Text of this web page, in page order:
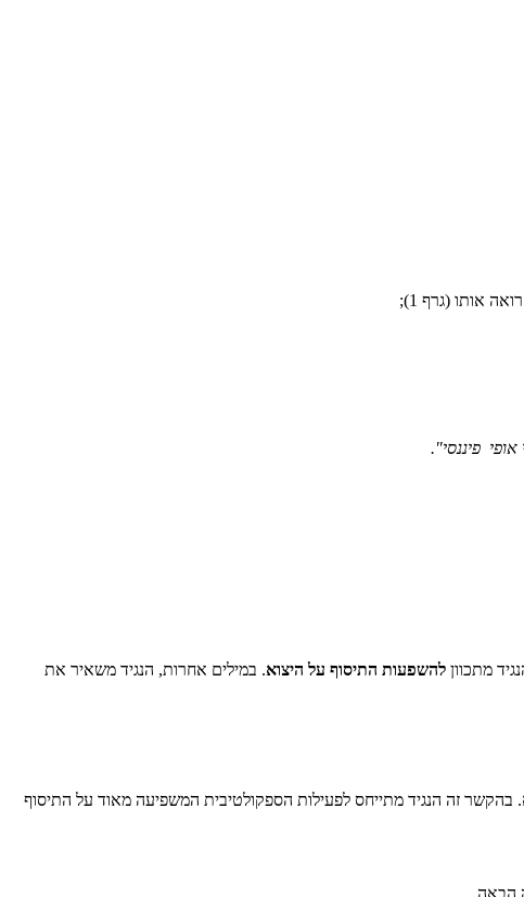
אותו (גרף 1);
פיננסי".
מתכוון להשפעות התיסוף על היצוא. במילים אחרות, הנגיד משאיר את
זה הנגיד מתייחס לפעילות הספקולטיבית המשפיעה מאוד על התיסוף
הבאה.